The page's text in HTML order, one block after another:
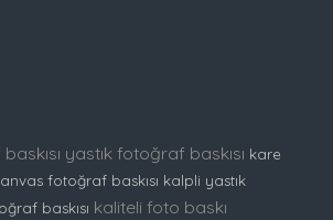
yastık fotoğraf baskısı kare
fotoğraf baskısı kalpli yastık
baskısı kaliteli foto baskı